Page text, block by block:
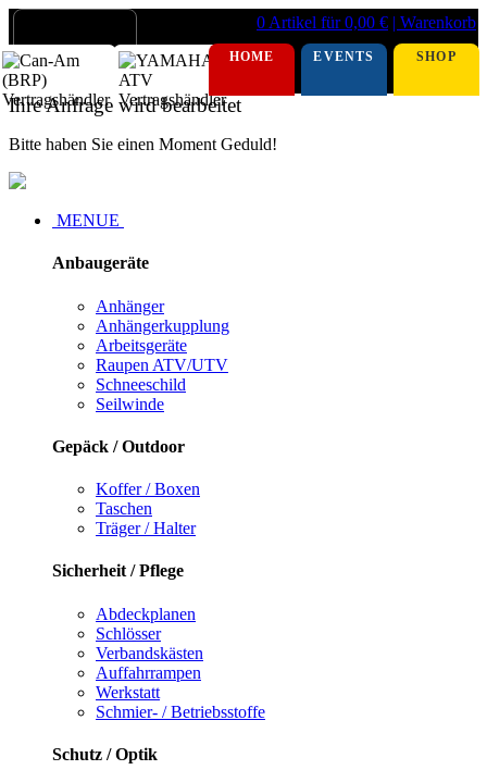
0 Artikel für 0,00 € | Warenkorb
HOME EVENTS SHOP
Ihre Anfrage wird bearbeitet
Bitte haben Sie einen Moment Geduld!
MENUE
Anbaugeräte
Anhänger
Anhängerkupplung
Arbeitsgeräte
Raupen ATV/UTV
Schneeschild
Seilwinde
Gepäck / Outdoor
Koffer / Boxen
Taschen
Träger / Halter
Sicherheit / Pflege
Abdeckplanen
Schlösser
Verbandskästen
Auffahrrampen
Werkstatt
Schmier- / Betriebsstoffe
Schutz / Optik